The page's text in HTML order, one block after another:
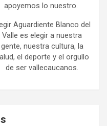
apoyemos lo nuestro.
Aguardiente Blanco del
Valle es elegir a nuestra
gente, nuestra cultura, la
el deporte y el orgullo
de ser vallecaucanos.